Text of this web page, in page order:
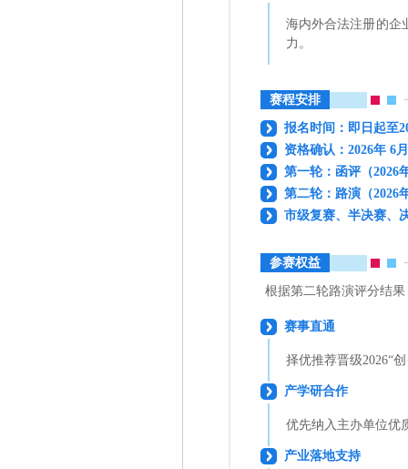
海内外合法注册的企
力。
赛程安排
报名时间：即日起至
资格确认：2026年 6
第一轮：函评（2026
第二轮：路演（2026
市级复赛、半决赛、
参赛权益
根据第二轮路演评分结
赛事直通
择优推荐晋级2026“
产学研合作
优先纳入主办单位优
产业落地支持